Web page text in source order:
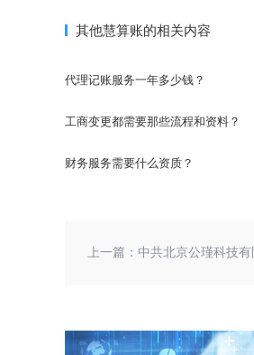
其他慧算账的相关内容
代理记账服务一年多少钱？
工商变更都需要那些流程和资料？
财务服务需要什么资质？
上一篇： 中共北京公瑾科技